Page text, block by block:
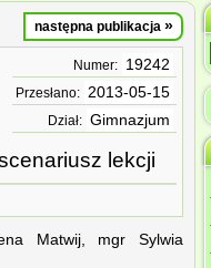
następna publikacja »
Numer: 19242
Przesłano: 2013-05-15
Dział: Gimnazjum
lekcji
Matwij, mgr Sylwia